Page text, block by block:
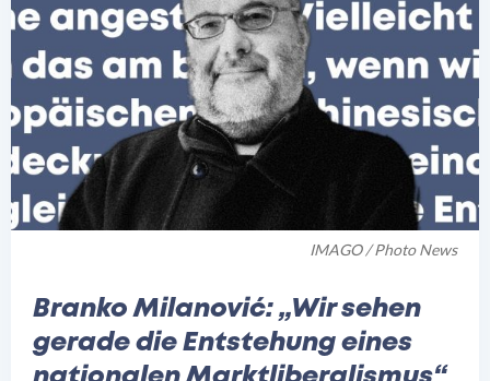
IMAGO / Photo News
Branko Milanović: „Wir sehen
gerade die Entstehung eines